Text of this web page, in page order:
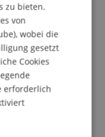
zu bieten.
von
wobei die
gesetzt
Cookies
erforderlich